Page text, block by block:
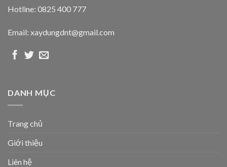
Hotline: 0825 400 777
Email: xaydungdnt@gmail.com
DANH MỤC
Trang chủ
Giới thiệu
Liên hệ